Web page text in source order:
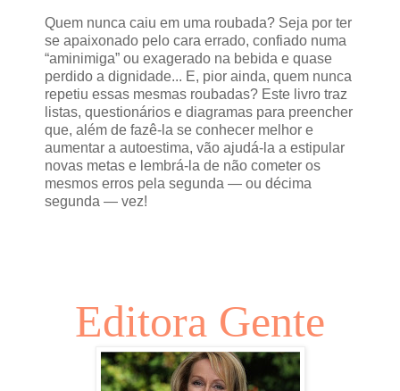
Quem nunca caiu em uma roubada? Seja por ter
se apaixonado pelo cara errado, confiado numa
“aminimiga” ou exagerado na bebida e quase
perdido a dignidade... E, pior ainda, quem nunca
repetiu essas mesmas roubadas? Este livro traz
listas, questionários e diagramas para preencher
que, além de fazê-la se conhecer melhor e
aumentar a autoestima, vão ajudá-la a estipular
novas metas e lembrá-la de não cometer os
mesmos erros pela segunda — ou décima
segunda — vez!
Editora Gente